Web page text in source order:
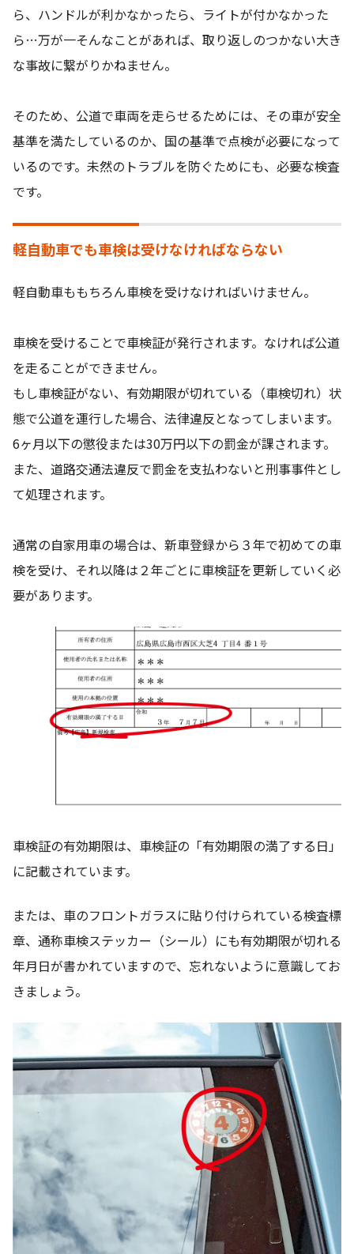
ら、ハンドルが利かなかったら、ライトが付かなかった
ら…万が一そんなことがあれば、取り返しのつかない大き
な事故に繋がりかねません。
そのため、公道で車両を走らせるためには、その車が安全
基準を満たしているのか、国の基準で点検が必要になって
いるのです。未然のトラブルを防ぐためにも、必要な検査
です。
軽自動車でも車検は受けなければならない
軽自動車ももちろん車検を受けなければいけません。
車検を受けることで車検証が発行されます。なければ公道
を走ることができません。
もし車検証がない、有効期限が切れている（車検切れ）状
態で公道を運行した場合、法律違反となってしまいます。
6ヶ月以下の懲役または30万円以下の罰金が課されます。
また、道路交通法違反で罰金を支払わないと刑事事件とし
て処理されます。
通常の自家用車の場合は、新車登録から３年で初めての車
検を受け、それ以降は２年ごとに車検証を更新していく必
要があります。
車検証の有効期限は、車検証の「有効期限の満了する日」
に記載されています。
または、車のフロントガラスに貼り付けられている検査標
章、通称車検ステッカー（シール）にも有効期限が切れる
年月日が書かれていますので、忘れないように意識してお
きましょう。